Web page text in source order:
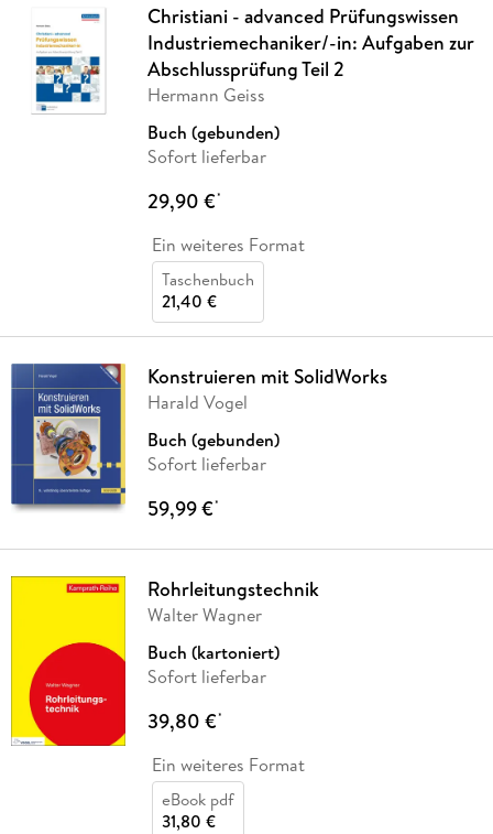
Christiani - advanced Prüfungswissen
Industriemechaniker/-in: Aufgaben zur
Abschlussprüfung Teil 2
Hermann Geiss
Buch (gebunden)
Sofort lieferbar
29,90 €*
Ein weiteres Format
Taschenbuch
21,40 €
Konstruieren mit SolidWorks
Harald Vogel
Buch (gebunden)
Sofort lieferbar
59,99 €*
Rohrleitungstechnik
Walter Wagner
Buch (kartoniert)
Sofort lieferbar
39,80 €*
Ein weiteres Format
eBook pdf
31,80 €